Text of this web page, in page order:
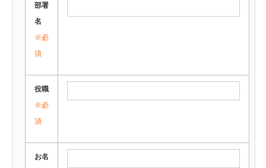
部署
名
※必
須
役職
※必
須
お名